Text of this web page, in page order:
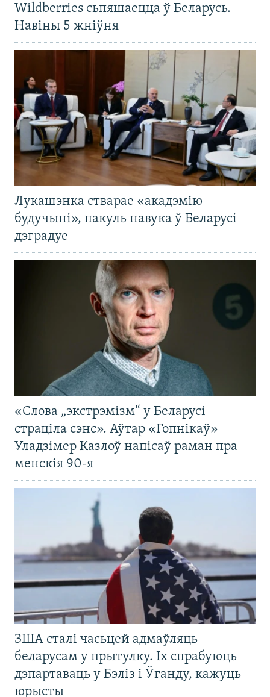
Wildberries сьпяшаецца ў Беларусь.
Навіны 5 жніўня
Лукашэнка стварае «акадэмію
будучыні», пакуль навука ў Беларусі
дэградуе
«Слова „экстрэмізм“ у Беларусі
страціла сэнс». Аўтар «Гопнікаў»
Уладзімер Казлоў напісаў раман пра
менскія 90-я
ЗША сталі часьцей адмаўляць
беларусам у прытулку. Іх спрабуюць
дэпартаваць у Бэліз і Ўганду, кажуць
юрысты